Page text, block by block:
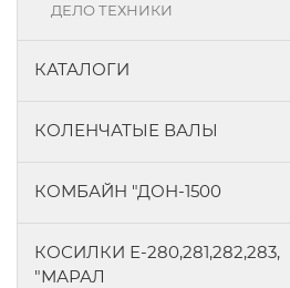
ДЕЛО ТЕХНИКИ
КАТАЛОГИ
КОЛЕНЧАТЫЕ ВАЛЫ
КОМБАЙН "ДОН-1500
КОСИЛКИ Е-280,281,282,283,
"МАРАЛ